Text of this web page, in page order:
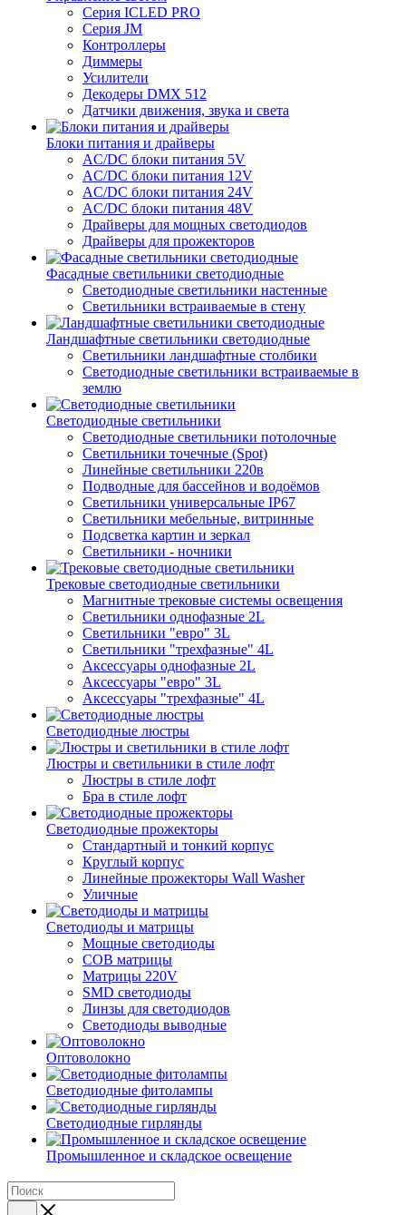
Серия ICLED PRO
Серия JM
Контроллеры
Диммеры
Усилители
Декодеры DMX 512
Датчики движения, звука и света
Блоки питания и драйверы
AC/DC блоки питания 5V
AC/DC блоки питания 12V
AC/DC блоки питания 24V
AC/DC блоки питания 48V
Драйверы для мощных светодиодов
Драйверы для прожекторов
Фасадные светильники светодиодные
Светодиодные светильники настенные
Светильники встраиваемые в стену
Ландшафтные светильники светодиодные
Светильники ландшафтные столбики
Светодиодные светильники встраиваемые в
землю
Светодиодные светильники
Светодиодные светильники потолочные
Светильники точечные (Spot)
Линейные светильники 220в
Подводные для бассейнов и водоёмов
Светильники универсальные IP67
Светильники мебельные, витринные
Подсветка картин и зеркал
Светильники - ночники
Трековые светодиодные светильники
Магнитные трековые системы освещения
Светильники однофазные 2L
Светильники "евро" 3L
Светильники "трехфазные" 4L
Аксессуары однофазные 2L
Аксессуары "евро" 3L
Аксессуары "трехфазные" 4L
Светодиодные люстры
Люстры и светильники в стиле лофт
Люстры в стиле лофт
Бра в стиле лофт
Светодиодные прожекторы
Стандартный и тонкий корпус
Круглый корпус
Линейные прожекторы Wall Washer
Уличные
Светодиоды и матрицы
Мощные светодиоды
COB матрицы
Матрицы 220V
SMD светодиоды
Линзы для светодиодов
Светодиоды выводные
Оптоволокно
Светодиодные фитолампы
Светодиодные гирлянды
Промышленное и складское освещение